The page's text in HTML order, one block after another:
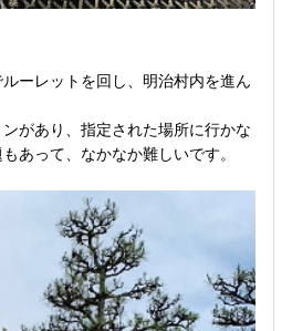
ーレットを回し、明治村内を進ん
があり、指定された場所に行かな
あって、なかなか難しいです。